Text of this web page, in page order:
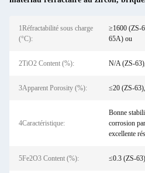
1Réfractabilité sous charge
(°C):
≥1600 (ZS-
65A) ou
2TiO2 Content (%): N/A (ZS-
3Apparent Porosity (%): ≤20 (ZS-
4Caractéristique:
Bonne
corrosion
excellente
5Fe2O3 Content (%): ≤0.3 (ZS-